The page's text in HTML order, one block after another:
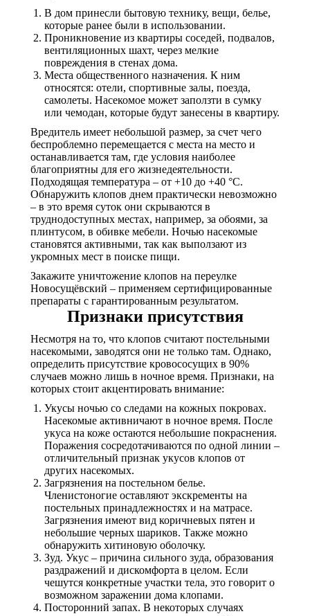
В дом принесли бытовую технику, вещи, белье,
которые ранее были в использовании.
Проникновение из квартиры соседей, подвалов,
вентиляционных шахт, через мелкие
повреждения в стенах дома.
Места общественного назначения. К ним
относятся: отели, спортивные залы, поезда,
самолеты. Насекомое может заползти в сумку
или чемодан, которые будут занесены в квартиру.
Вредитель имеет небольшой размер, за счет чего
беспроблемно перемещается с места на место и
останавливается там, где условия наиболее
благоприятны для его жизнедеятельности.
Подходящая температура – от +10 до +40 °С.
Обнаружить клопов днем практически невозможно
– в это время суток они скрываются в
труднодоступных местах, например, за обоями, за
плинтусом, в обивке мебели. Ночью насекомые
становятся активными, так как выползают из
укромных мест в поиске пищи.
Закажите уничтожение клопов на переулке
Новосущёвский – применяем сертифицированные
препараты с гарантированным результатом.
Признаки присутствия
Несмотря на то, что клопов считают постельными
насекомыми, заводятся они не только там. Однако,
определить присутствие кровососущих в 90%
случаев можно лишь в ночное время. Признаки, на
которых стоит акцентировать внимание:
Укусы ночью со следами на кожных покровах.
Насекомые активничают в ночное время. После
укуса на коже остаются небольшие покраснения.
Поражения сосредотачиваются по одной линии –
отличительный признак укусов клопов от
других насекомых.
Загрязнения на постельном белье.
Членистоногие оставляют экскременты на
постельных принадлежностях и на матрасе.
Загрязнения имеют вид коричневых пятен и
небольшие черных шариков. Также можно
обнаружить хитиновую оболочку.
Зуд. Укус – причина сильного зуда, образования
раздражений и дискомфорта в целом. Если
чешутся конкретные участки тела, это говорит о
возможном заражении дома клопами.
Посторонний запах. В некоторых случаях